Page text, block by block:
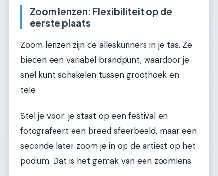
Zoom lenzen: Flexibiliteit op de
eerste plaats
Zoom lenzen zijn de alleskunners in je tas. Ze
bieden een variabel brandpunt, waardoor je
snel kunt schakelen tussen groothoek en
tele.
Stel je voor: je staat op een festival en
fotografeert een breed sfeerbeeld, maar een
seconde later zoom je in op de artiest op het
podium. Dat is het gemak van een zoomlens.